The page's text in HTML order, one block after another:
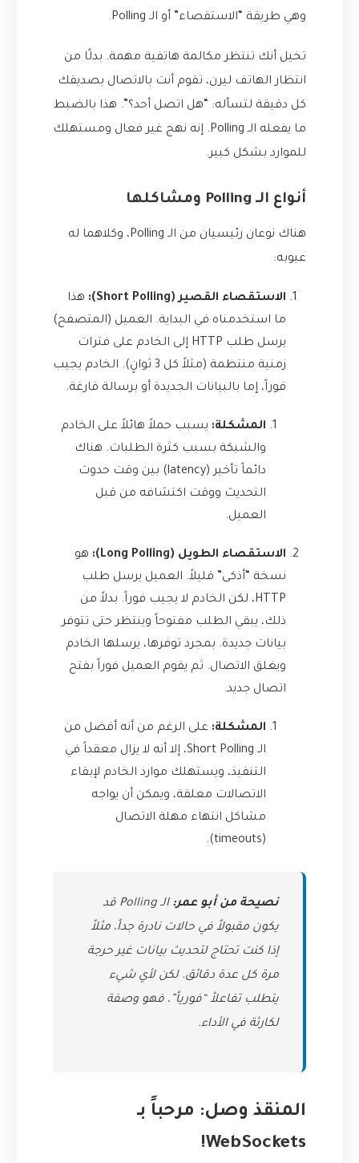
وهي طريقة “الاستقصاء” أو الـ Polling.
تخيل أنك تنتظر مكالمة هاتفية مهمة. بدلًا من
انتظار الهاتف ليرن، تقوم أنت بالاتصال بصديقك
كل دقيقة لتسأله: “هل اتصل أحد؟”. هذا بالضبط
ما يفعله الـ Polling. إنه نهج غير فعال ومستهلك
للموارد بشكل كبير.
أنواع الـ Polling ومشاكلها
هناك نوعان رئيسيان من الـ Polling، وكلاهما له
عيوبه:
الاستقصاء القصير (Short Polling):
هذا
ما استخدمناه في البداية. العميل (المتصفح)
يرسل طلب HTTP إلى الخادم على فترات
زمنية منتظمة (مثلاً كل 3 ثوانٍ). الخادم يجيب
فوراً، إما بالبيانات الجديدة أو برسالة فارغة.
المشكلة: يسبب حملاً هائلاً على الخادم
والشبكة بسبب كثرة الطلبات. هناك
دائماً تأخير (latency) بين وقت حدوث
التحديث ووقت اكتشافه من قبل
العميل.
الاستقصاء الطويل (Long Polling):
هو
نسخة “أذكى” قليلاً. العميل يرسل طلب
HTTP، لكن الخادم لا يجيب فوراً. بدلاً من
ذلك، يبقي الطلب مفتوحاً وينتظر حتى تتوفر
بيانات جديدة. بمجرد توفرها، يرسلها الخادم
ويغلق الاتصال. ثم يقوم العميل فوراً بفتح
اتصال جديد.
المشكلة: على الرغم من أنه أفضل من
الـ Short Polling، إلا أنه لا يزال معقداً في
التنفيذ، ويستهلك موارد الخادم لإبقاء
الاتصالات معلقة، ويمكن أن يواجه
مشاكل انتهاء مهلة الاتصال
(timeouts).
نصيحة من أبو عمر:
الـ Polling قد
يكون مقبولاً في حالات نادرة جداً، مثلاً
إذا كنت تحتاج لتحديث بيانات غير حرجة
مرة كل عدة دقائق. لكن لأي شيء
يتطلب تفاعلاً “فورياً”، فهو وصفة
لكارثة في الأداء.
المنقذ وصل: مرحباً بـ
WebSockets!